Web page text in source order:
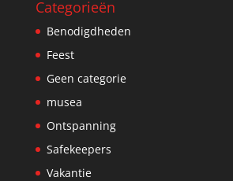
Categorieën
Benodigdheden
Feest
Geen categorie
musea
Ontspanning
Safekeepers
Vakantie